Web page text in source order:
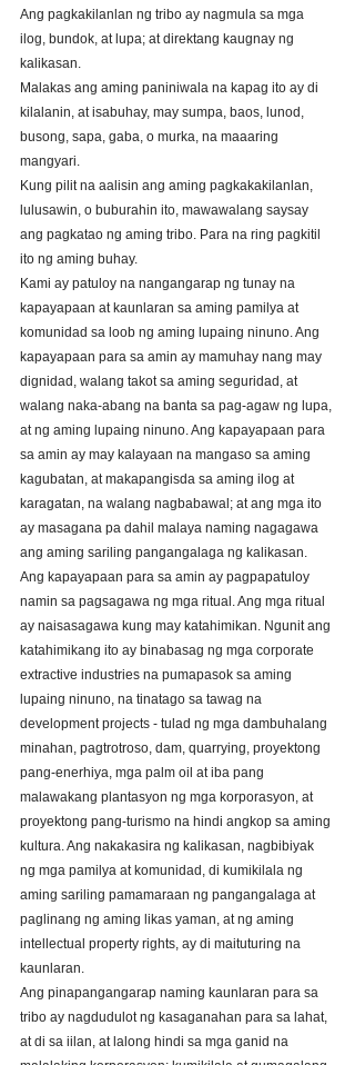
Ang pagkakilanlan ng tribo ay nagmula sa mga
ilog, bundok, at lupa; at direktang kaugnay ng
kalikasan.
Malakas ang aming paniniwala na kapag ito ay di
kilalanin, at isabuhay, may sumpa, baos, lunod,
busong, sapa, gaba, o murka, na maaaring
mangyari.
Kung pilit na aalisin ang aming pagkakakilanlan,
lulusawin, o buburahin ito, mawawalang saysay
ang pagkatao ng aming tribo. Para na ring pagkitil
ito ng aming buhay.
Kami ay patuloy na nangangarap ng tunay na
kapayapaan at kaunlaran sa aming pamilya at
komunidad sa loob ng aming lupaing ninuno. Ang
kapayapaan para sa amin ay mamuhay nang may
dignidad, walang takot sa aming seguridad, at
walang naka-abang na banta sa pag-agaw ng lupa,
at ng aming lupaing ninuno. Ang kapayapaan para
sa amin ay may kalayaan na mangaso sa aming
kagubatan, at makapangisda sa aming ilog at
karagatan, na walang nagbabawal; at ang mga ito
ay masagana pa dahil malaya naming nagagawa
ang aming sariling pangangalaga ng kalikasan.
Ang kapayapaan para sa amin ay pagpapatuloy
namin sa pagsagawa ng mga ritual. Ang mga ritual
ay naisasagawa kung may katahimikan. Ngunit ang
katahimikang ito ay binabasag ng mga corporate
extractive industries na pumapasok sa aming
lupaing ninuno, na tinatago sa tawag na
development projects - tulad ng mga dambuhalang
minahan, pagtrotroso, dam, quarrying, proyektong
pang-enerhiya, mga palm oil at iba pang
malawakang plantasyon ng mga korporasyon, at
proyektong pang-turismo na hindi angkop sa aming
kultura. Ang nakakasira ng kalikasan, nagbibiyak
ng mga pamilya at komunidad, di kumikilala ng
aming sariling pamamaraan ng pangangalaga at
paglinang ng aming likas yaman, at ng aming
intellectual property rights, ay di maituturing na
kaunlaran.
Ang pinapangangarap naming kaunlaran para sa
tribo ay nagdudulot ng kasaganahan para sa lahat,
at di sa iilan, at lalong hindi sa mga ganid na